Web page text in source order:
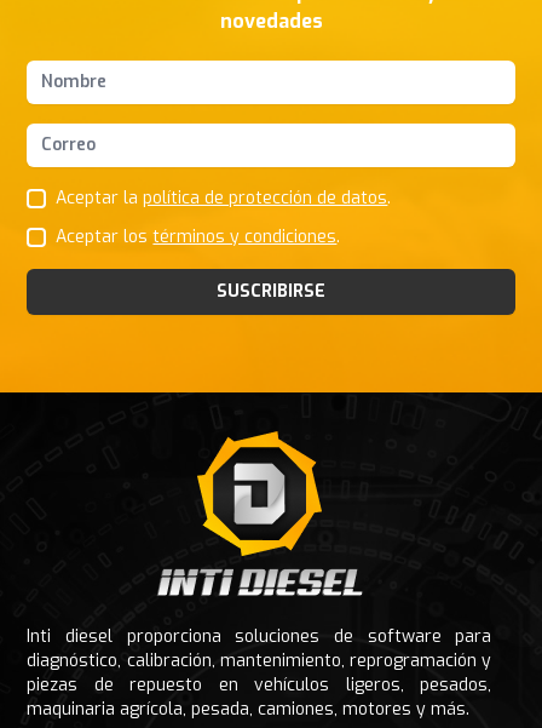
novedades
Nombres y apellidos
Correo Electrónico
Aceptar lapolítica de protección de datos.
Aceptar lostérminos y condiciones.
SUSCRIBIRSE
Inti diesel proporciona soluciones de software para
diagnóstico, calibración, mantenimiento, reprogramación y
piezas de repuesto en vehículos ligeros, pesados,
maquinaria agrícola, pesada, camiones, motores y más.